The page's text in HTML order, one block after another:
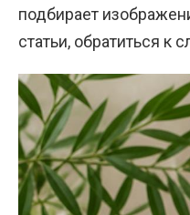
подбирает
статьи, обратиться к